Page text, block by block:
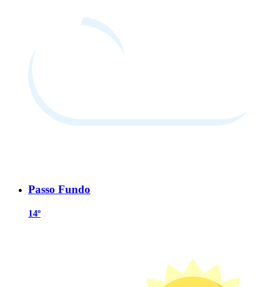
Passo Fundo
14º